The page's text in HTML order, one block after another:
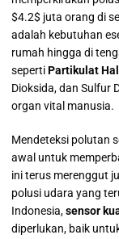
$4.2$ juta orang di
adalah kebutuhan
rumah hingga di
sepertiPartikulat
Dioksida, dan Sulfur
organ vital manusia.
Mendeteksi polutan
awal untuk
ini terus merenggut
polusi udara yang
Indonesia,sensor
diperlukan, baik